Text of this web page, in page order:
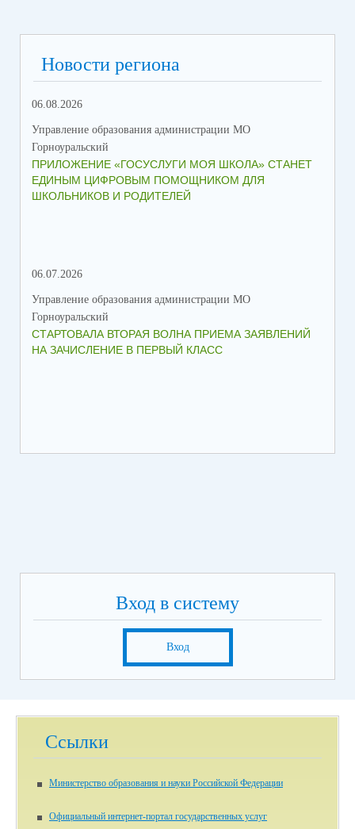
App Store.
школа»
Как родителю начать пользоваться приложением
Как учащемуся начать пользоваться приложением
Новости региона
06.08.2026
Управление образования администрации МО
Горноуральский
ПРИЛОЖЕНИЕ «ГОСУСЛУГИ МОЯ ШКОЛА» СТАНЕТ
ЕДИНЫМ ЦИФРОВЫМ ПОМОЩНИКОМ ДЛЯ
ШКОЛЬНИКОВ И РОДИТЕЛЕЙ
06.07.2026
Управление образования администрации МО
Горноуральский
СТАРТОВАЛА ВТОРАЯ ВОЛНА ПРИЕМА ЗАЯВЛЕНИЙ
НА ЗАЧИСЛЕНИЕ В ПЕРВЫЙ КЛАСС
Вход в систему
Вход
Ссылки
Министерство образования и науки Российской Федерации
Официальный интернет-портал государственных услуг